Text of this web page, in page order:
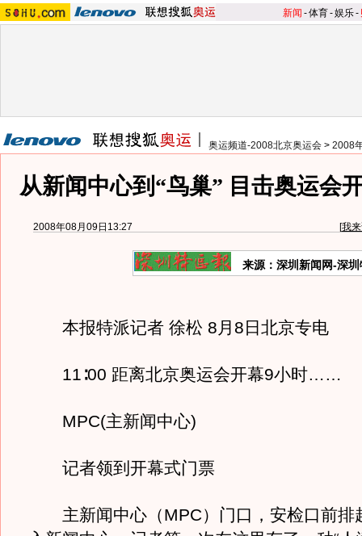
新闻 -体育-娱乐-
奥运频道-2008北京奥运会 > 2008
从新闻中心到“鸟巢” 目击奥运会
2008年08月09日13:27 [我
来源：深圳新闻网-深
本报特派记者 徐松 8月8日北京专电
11∶00 距离北京奥运会开幕9小时……
MPC(主新闻中心)
记者领到开幕式门票
主新闻中心（MPC）门口，安检口前排